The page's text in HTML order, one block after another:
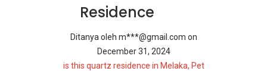
Residence
Ditanya oleh m***@gmail.com on
December 31, 2024
is this quartz residence in Melaka, Pet